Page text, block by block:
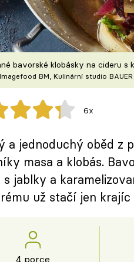
bavorské klobásky na cideru
BM, Kulinární studio
6x
a jednoduchý oběd z
masa a klobás.
s jablky a
už stačí jen
4 porce